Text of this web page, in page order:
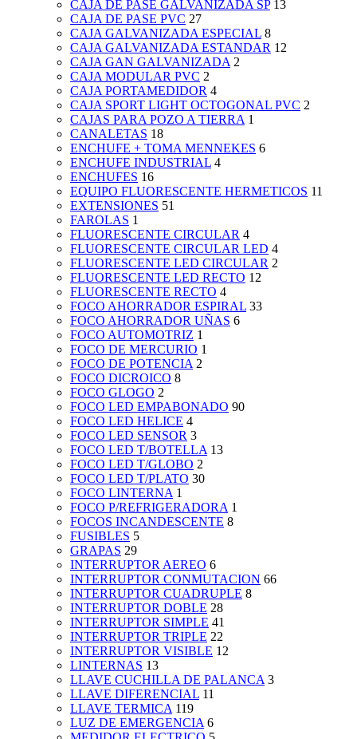
CAJA DE PASE GALVANIZADA SP 13
CAJA DE PASE PVC 27
CAJA GALVANIZADA ESPECIAL 8
CAJA GALVANIZADA ESTANDAR 12
CAJA GAN GALVANIZADA 2
CAJA MODULAR PVC 2
CAJA PORTAMEDIDOR 4
CAJA SPORT LIGHT OCTOGONAL PVC 2
CAJAS PARA POZO A TIERRA 1
CANALETAS 18
ENCHUFE + TOMA MENNEKES 6
ENCHUFE INDUSTRIAL 4
ENCHUFES 16
EQUIPO FLUORESCENTE HERMETICOS 11
EXTENSIONES 51
FAROLAS 1
FLUORESCENTE CIRCULAR 4
FLUORESCENTE CIRCULAR LED 4
FLUORESCENTE LED CIRCULAR 2
FLUORESCENTE LED RECTO 12
FLUORESCENTE RECTO 4
FOCO AHORRADOR ESPIRAL 33
FOCO AHORRADOR UÑAS 6
FOCO AUTOMOTRIZ 1
FOCO DE MERCURIO 1
FOCO DE POTENCIA 2
FOCO DICROICO 8
FOCO GLOGO 2
FOCO LED EMPABONADO 90
FOCO LED HELICE 4
FOCO LED SENSOR 3
FOCO LED T/BOTELLA 13
FOCO LED T/GLOBO 2
FOCO LED T/PLATO 30
FOCO LINTERNA 1
FOCO P/REFRIGERADORA 1
FOCOS INCANDESCENTE 8
FUSIBLES 5
GRAPAS 29
INTERRUPTOR AEREO 6
INTERRUPTOR CONMUTACION 66
INTERRUPTOR CUADRUPLE 8
INTERRUPTOR DOBLE 28
INTERRUPTOR SIMPLE 41
INTERRUPTOR TRIPLE 22
INTERRUPTOR VISIBLE 12
LINTERNAS 13
LLAVE CUCHILLA DE PALANCA 3
LLAVE DIFERENCIAL 11
LLAVE TERMICA 119
LUZ DE EMERGENCIA 6